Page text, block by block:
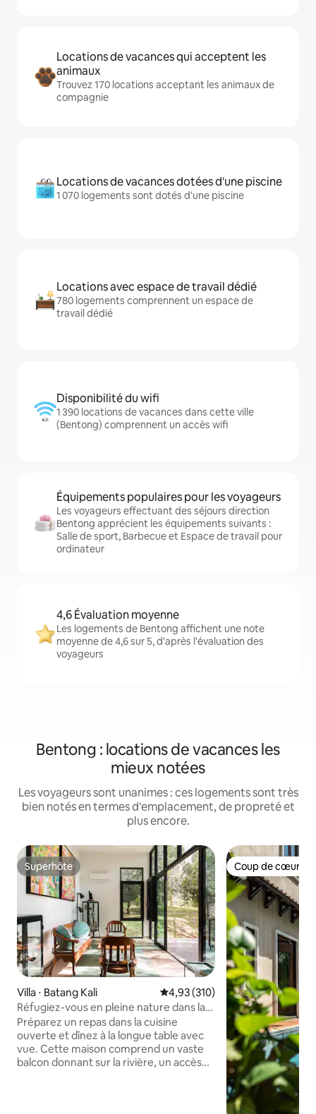
Locations de vacances qui acceptent les
animaux
Trouvez 170 locations acceptant les animaux de
compagnie
Locations de vacances dotées d'une piscine
1 070 logements sont dotés d'une piscine
Locations avec espace de travail dédié
780 logements comprennent un espace de
travail dédié
Disponibilité du wifi
1 390 locations de vacances dans cette ville
(Bentong) comprennent un accès wifi
Équipements populaires pour les voyageurs
Les voyageurs effectuant des séjours direction
Bentong apprécient les équipements suivants :
Salle de sport, Barbecue et Espace de travail pour
ordinateur
4,6 Évaluation moyenne
Les logements de Bentong affichent une note
moyenne de 4,6 sur 5, d'après l'évaluation des
voyageurs
Bentong : locations de vacances les
mieux notées
Les voyageurs sont unanimes : ces logements sont très
bien notés en termes d'emplacement, de propreté et
plus encore.
Superhôte
Superhôte
Villa ⋅ Batang Kali Évaluation moyenne sur la
4,93 (310)
Réfugiez-vous en pleine nature dans la
villa idyllique Ijo
Préparez un repas dans la cuisine
ouverte et dînez à la longue table avec
vue. Cette maison comprend un vaste
balcon donnant sur la rivière, un accès
Coup de cœur
Coup de cœur